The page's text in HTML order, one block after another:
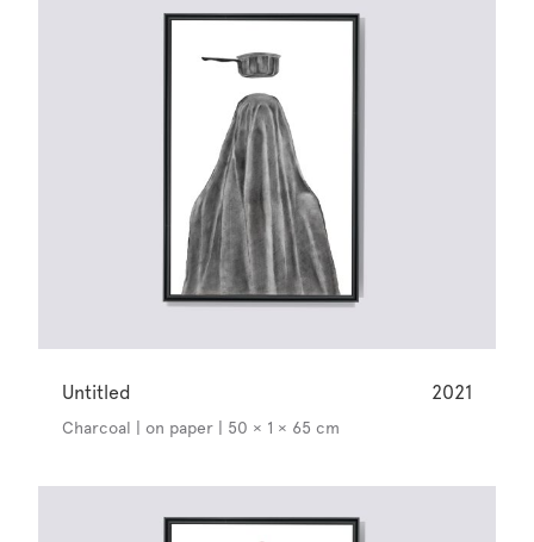
Untitled 2021
Charcoal | on paper | 50 × 1 × 65 cm